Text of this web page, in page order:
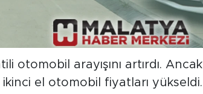
arayışını artırdı. Ancak
ikinci el otomobil fiyatları yükseldi.